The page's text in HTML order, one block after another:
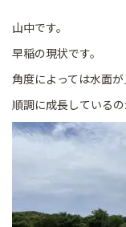
山中です。
早稲の現状です。
角度によっては水面
順調に成長しているの